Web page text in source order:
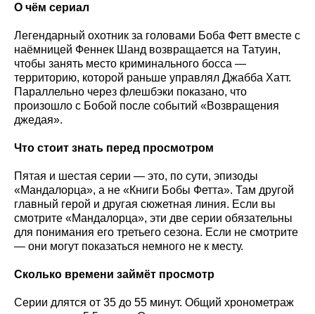
О чём сериал
Легендарный охотник за головами Боба Фетт вместе с
наёмницей Феннек Шанд возвращается на Татуин,
чтобы занять место криминального босса —
территорию, которой раньше управлял Джабба Хатт.
Параллельно через флешбэки показано, что
произошло с Бобой после событий «Возвращения
джедая».
Что стоит знать перед просмотром
Пятая и шестая серии — это, по сути, эпизоды
«Мандалорца», а не «Книги Бобы Фетта». Там другой
главный герой и другая сюжетная линия. Если вы
смотрите «Мандалорца», эти две серии обязательны
для понимания его третьего сезона. Если не смотрите
— они могут показаться немного не к месту.
Сколько времени займёт просмотр
Серии длятся от 35 до 55 минут. Общий хронометраж